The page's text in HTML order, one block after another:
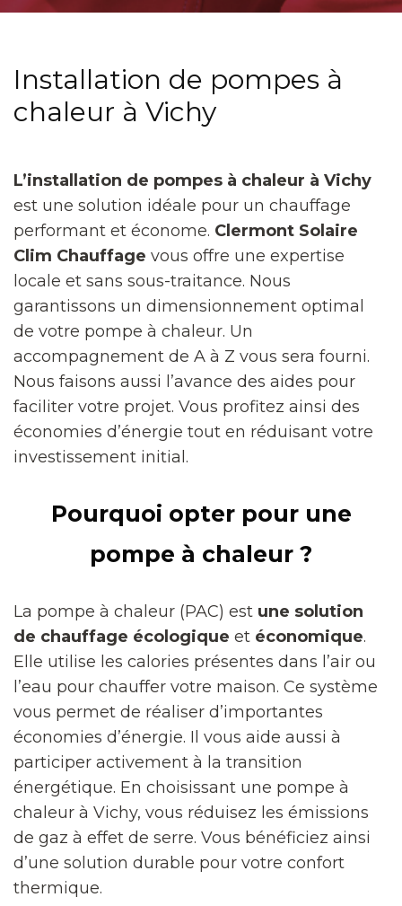
Installation de pompes à
chaleur à Vichy
L’installation de pompes à chaleur à Vichy
est une solution idéale pour un chauffage
performant et économe. Clermont Solaire
Clim Chauffage vous offre une expertise
locale et sans sous-traitance. Nous
garantissons un dimensionnement optimal
de votre pompe à chaleur. Un
accompagnement de A à Z vous sera fourni.
Nous faisons aussi l’avance des aides pour
faciliter votre projet. Vous profitez ainsi des
économies d’énergie tout en réduisant votre
investissement initial.
Pourquoi opter pour une
pompe à chaleur ?
La pompe à chaleur (PAC) est une solution
de chauffage écologique et économique.
Elle utilise les calories présentes dans l’air ou
l’eau pour chauffer votre maison. Ce système
vous permet de réaliser d’importantes
économies d’énergie. Il vous aide aussi à
participer activement à la transition
énergétique. En choisissant une pompe à
chaleur à Vichy, vous réduisez les émissions
de gaz à effet de serre. Vous bénéficiez ainsi
d’une solution durable pour votre confort
thermique.